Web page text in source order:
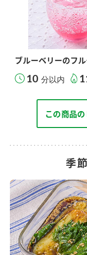
ブルーベリーのフ
10 分以内
この商品
季